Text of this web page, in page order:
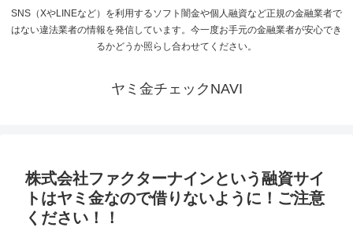
SNS（XやLINEなど）を利用するソフト闇金や個人融資など正規の金融業者で
はない違法業者の情報を発信しています。今一度お手元の金融業者が安心でき
るかどうか照らし合わせてください。
ヤミ金チェックNAVI
株式会社ファクターナインという融資サイ
トはヤミ金なので借りないように！ご注意
ください！！